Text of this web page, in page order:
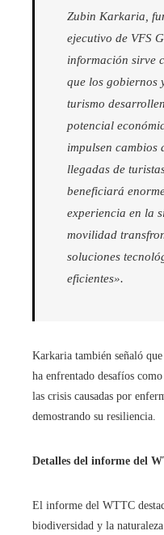
Zubin Karkaria,
ejecutivo de VFS
información sirve
que los gobiernos
turismo
potencial
impulsen cambios
llegadas de
beneficiará
experiencia en la
movilidad
soluciones
eficientes».
Karkaria también señaló
ha enfrentado desafíos
las crisis causadas por
demostrando su resiliencia.
Detalles del informe del
El informe del WTTC
biodiversidad y la